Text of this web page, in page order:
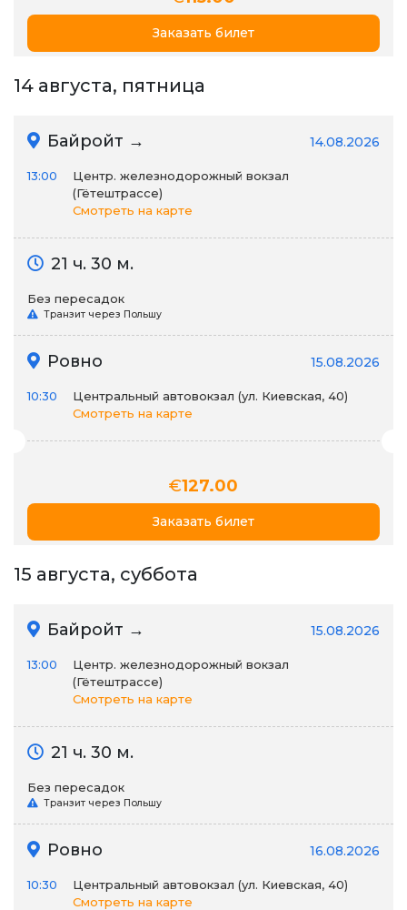
Заказать билет
14 августа, пятница
Байройт → 14.08.2026
13:00
Центр. железнодорожный вокзал
(Гётештрассе)
Смотреть на карте
21 ч. 30 м.
Без пересадок
Транзит через Польшу
Ровно 15.08.2026
10:30
Центральный автовокзал (ул. Киевская, 40)
Смотреть на карте
€127.00
Заказать билет
15 августа, суббота
Байройт → 15.08.2026
13:00
Центр. железнодорожный вокзал
(Гётештрассе)
Смотреть на карте
21 ч. 30 м.
Без пересадок
Транзит через Польшу
Ровно 16.08.2026
10:30
Центральный автовокзал (ул. Киевская, 40)
Смотреть на карте